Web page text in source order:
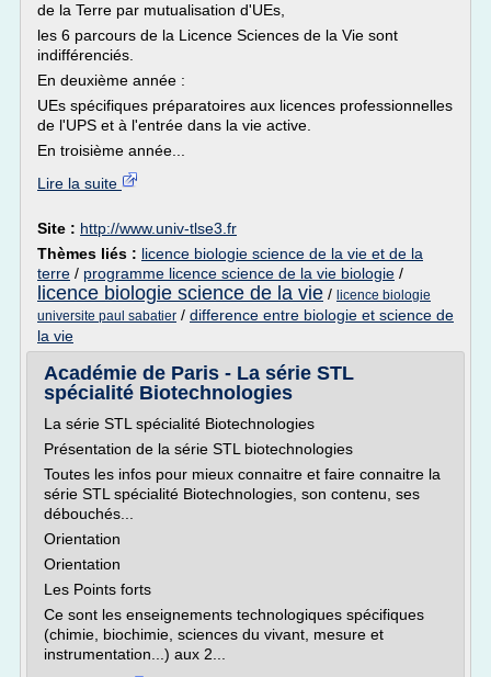
de la Terre par mutualisation d'UEs,
les 6 parcours de la Licence Sciences de la Vie sont
indifférenciés.
En deuxième année :
UEs spécifiques préparatoires aux licences professionnelles
de l'UPS et à l'entrée dans la vie active.
En troisième année...
Lire la suite
Site : http://www.univ-tlse3.fr
Thèmes liés : licence biologie science de la vie et de la
terre / programme licence science de la vie biologie /
licence biologie science de la vie / licence biologie
universite paul sabatier / difference entre biologie et science de
la vie
Académie de Paris - La série STL
spécialité Biotechnologies
La série STL spécialité Biotechnologies
Présentation de la série STL biotechnologies
Toutes les infos pour mieux connaitre et faire connaitre la
série STL spécialité Biotechnologies, son contenu, ses
débouchés...
Orientation
Orientation
Les Points forts
Ce sont les enseignements technologiques spécifiques
(chimie, biochimie, sciences du vivant, mesure et
instrumentation...) aux 2...